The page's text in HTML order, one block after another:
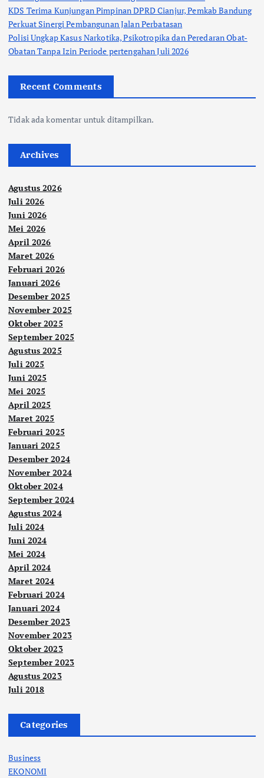
KDS Terima Kunjungan Pimpinan DPRD Cianjur, Pemkab Bandung
Perkuat Sinergi Pembangunan Jalan Perbatasan
Polisi Ungkap Kasus Narkotika, Psikotropika dan Peredaran Obat-
Obatan Tanpa Izin Periode pertengahan Juli 2026
Recent Comments
Tidak ada komentar untuk ditampilkan.
Archives
Agustus 2026
Juli 2026
Juni 2026
Mei 2026
April 2026
Maret 2026
Februari 2026
Januari 2026
Desember 2025
November 2025
Oktober 2025
September 2025
Agustus 2025
Juli 2025
Juni 2025
Mei 2025
April 2025
Maret 2025
Februari 2025
Januari 2025
Desember 2024
November 2024
Oktober 2024
September 2024
Agustus 2024
Juli 2024
Juni 2024
Mei 2024
April 2024
Maret 2024
Februari 2024
Januari 2024
Desember 2023
November 2023
Oktober 2023
September 2023
Agustus 2023
Juli 2018
Categories
Business
EKONOMI